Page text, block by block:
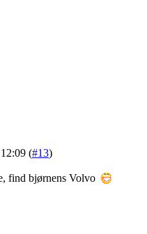
(#13)
find bjørnens Volvo